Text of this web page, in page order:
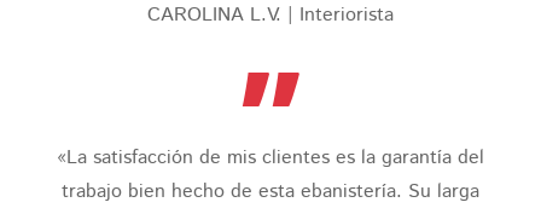
CAROLINA L.V. | Interiorista
”
«La satisfacción de mis clientes es la garantía del
trabajo bien hecho de esta ebanistería. Su larga